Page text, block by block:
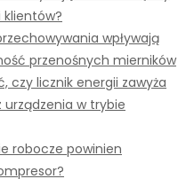
wpływają
przenośnych mierników
czy licznik energii zawyża
urządzenia w trybie
robocze powinien